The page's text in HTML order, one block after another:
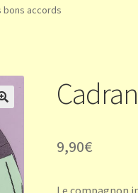
bons accords
9,90€